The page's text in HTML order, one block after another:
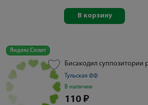
В корзину
Яндекс Сплит
Бисакодил суппозитории
Тульская ФФ
В наличии
110 ₽